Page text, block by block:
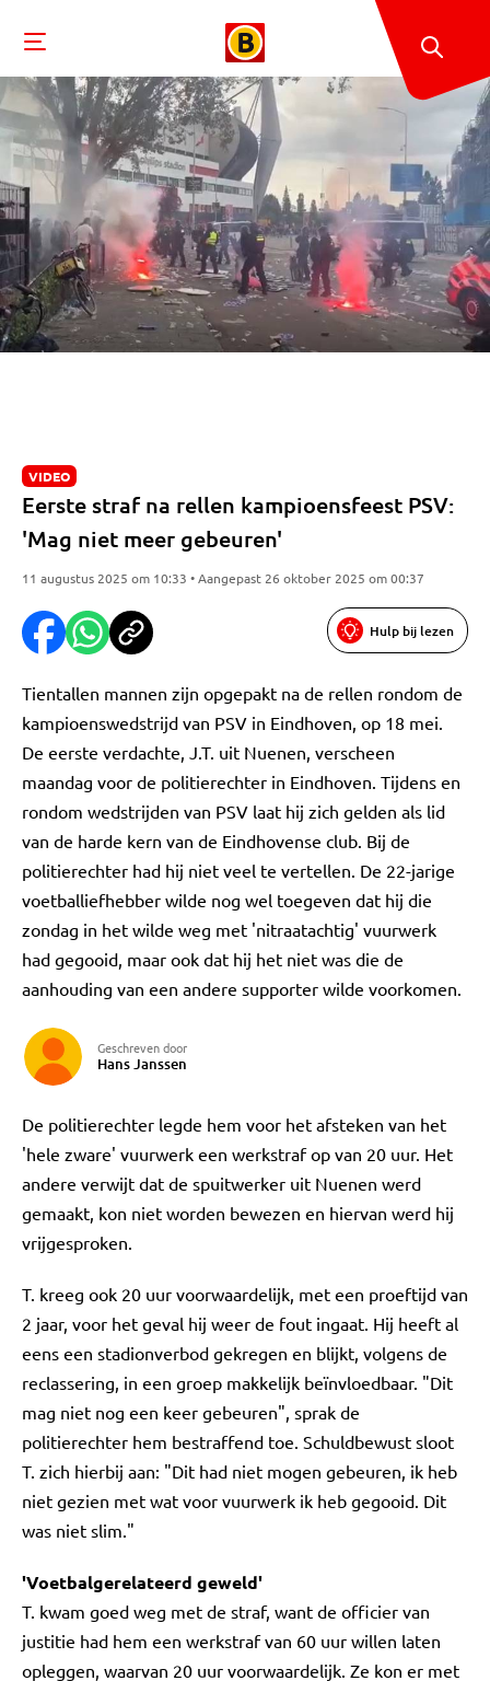
VIDEO
Eerste straf na rellen kampioensfeest PSV:
'Mag niet meer gebeuren'
11 augustus 2025 om 10:33 • Aangepast 26 oktober 2025 om 00:37
Hulp bij lezen
Tientallen mannen zijn opgepakt na de rellen rondom de
kampioenswedstrijd van PSV in Eindhoven, op 18 mei.
De eerste verdachte, J.T. uit Nuenen, verscheen
maandag voor de politierechter in Eindhoven. Tijdens en
rondom wedstrijden van PSV laat hij zich gelden als lid
van de harde kern van de Eindhovense club. Bij de
politierechter had hij niet veel te vertellen. De 22-jarige
voetballiefhebber wilde nog wel toegeven dat hij die
zondag in het wilde weg met 'nitraatachtig' vuurwerk
had gegooid, maar ook dat hij het niet was die de
aanhouding van een andere supporter wilde voorkomen.
Geschreven door
Hans Janssen
De politierechter legde hem voor het afsteken van het
'hele zware' vuurwerk een werkstraf op van 20 uur. Het
andere verwijt dat de spuitwerker uit Nuenen werd
gemaakt, kon niet worden bewezen en hiervan werd hij
vrijgesproken.
T. kreeg ook 20 uur voorwaardelijk, met een proeftijd van
2 jaar, voor het geval hij weer de fout ingaat. Hij heeft al
eens een stadionverbod gekregen en blijkt, volgens de
reclassering, in een groep makkelijk beïnvloedbaar. "Dit
mag niet nog een keer gebeuren", sprak de
politierechter hem bestraffend toe. Schuldbewust sloot
T. zich hierbij aan: "Dit had niet mogen gebeuren, ik heb
niet gezien met wat voor vuurwerk ik heb gegooid. Dit
was niet slim."
'Voetbalgerelateerd geweld'
T. kwam goed weg met de straf, want de officier van
justitie had hem een werkstraf van 60 uur willen laten
opleggen, waarvan 20 uur voorwaardelijk. Ze kon er met